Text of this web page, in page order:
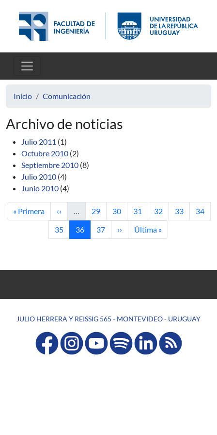
Inicio Comunicación
Archivo de noticias
Julio 2011 (1)
Octubre 2010 (2)
Septiembre 2010 (8)
Julio 2010 (4)
Junio 2010 (4)
Primera página
« Primera Página anterior
‹‹ … Página
29 Página
30 Página
31 Página
32 Página
33
34
Página
35 Página actual
36 Página
37 Siguiente página
›› Última página
Última »
JULIO HERRERA Y REISSIG 565 - MONTEVIDEO - URUGUAY